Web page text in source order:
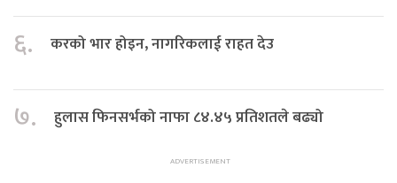
६. करको भार होइन, नागरिकलाई राहत देउ
७. हुलास फिनसर्भको नाफा ८४.४५ प्रतिशतले बढ्यो